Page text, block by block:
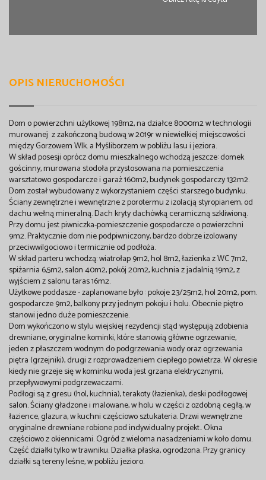
OPIS NIERUCHOMOŚCI
Dom o powierzchni użytkowej 198m2, na działce 8000m2 w technologii
murowanej z zakończoną budową w 2019r w niewielkiej miejscowości
między Gorzowem Wlk. a Myśliborzem w pobliżu lasu i jeziora.
W skład posesji oprócz domu mieszkalnego wchodzą jeszcze: domek
gościnny, murowana stodoła przystosowana na pomieszczenia
warsztatowo gospodarcze i garaż 160m2, budynek gospodarczy 132m2.
Dom został wybudowany z wykorzystaniem części starszego budynku.
Ściany zewnętrzne i wewnętrzne z porotermu z izolacją styropianem, od
dachu wełną mineralną. Dach kryty dachówką ceramiczną szkliwioną.
Przy domu jest piwniczka-pomieszczenie gospodarcze o powierzchni
9m2. Praktycznie dom nie podpiwniczony, bardzo dobrze izolowany
przeciwwilgociowo i termicznie od podłoża.
W skład parteru wchodzą: wiatrołap 9m2, hol 8m2, łazienka z WC 7m2,
spiżarnia 6,5m2, salon 40m2, pokój 20m2, kuchnia z jadalnią 19m2, z
wyjściem z salonu taras 16m2.
Użytkowe poddasze - zaplanowane było : pokoje 23/25m2, hol 20m2, pom.
gospodarcze 9m2, balkony przy jednym pokoju i holu. Obecnie piętro
stanowi jedno duże pomieszczenie.
Dom wykończono w stylu wiejskiej rezydencji stąd występują zdobienia
drewniane, oryginalne kominki, które stanowią główne ogrzewanie,
jeden z płaszczem wodnym do podgrzewania wody oraz ogrzewania
piętra (grzejniki), drugi z rozprowadzeniem ciepłego powietrza. W okresie
kiedy nie grzeje się w kominku woda jest grzana elektrycznymi,
przepływowymi podgrzewaczami.
Podłogi są z gresu (hol, kuchnia), terakoty (łazienka), deski podłogowej
salon. Ściany gładzone i malowane, w holu w części z ozdobną cegłą, w
łazience, glazura, w kuchni częściowo sztukateria. Drzwi wewnętrzne
oryginalne drewniane robione pod indywidualny projekt.. Okna
częściowo z okiennicami. Ogród z wieloma nasadzeniami w koło domu.
Część działki tylko w trawniku. Działka płaska, ogrodzona. Przy granicy
działki są tereny leśne, w pobliżu jezioro.